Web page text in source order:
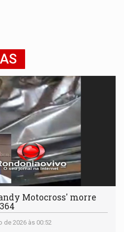
Motocross' morre
de 2026 às 00:52